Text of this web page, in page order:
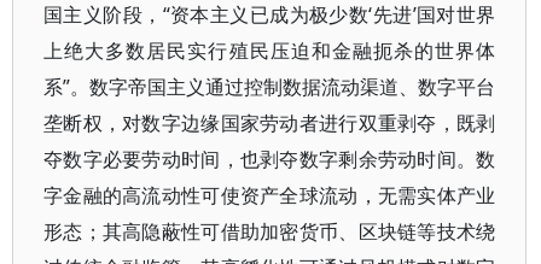
国主义阶段，“资本主义已成为极少数‘先进’国对世界
上绝大多数居民实行殖民压迫和金融扼杀的世界体
系”。数字帝国主义通过控制数据流动渠道、数字平台
垄断权，对数字边缘国家劳动者进行双重剥夺，既剥
夺数字必要劳动时间，也剥夺数字剩余劳动时间。数
字金融的高流动性可使资产全球流动，无需实体产业
形态；其高隐蔽性可借助加密货币、区块链等技术绕